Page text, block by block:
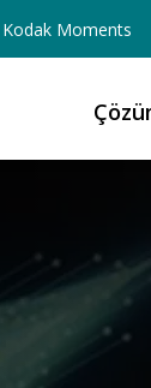
Kodak Moments